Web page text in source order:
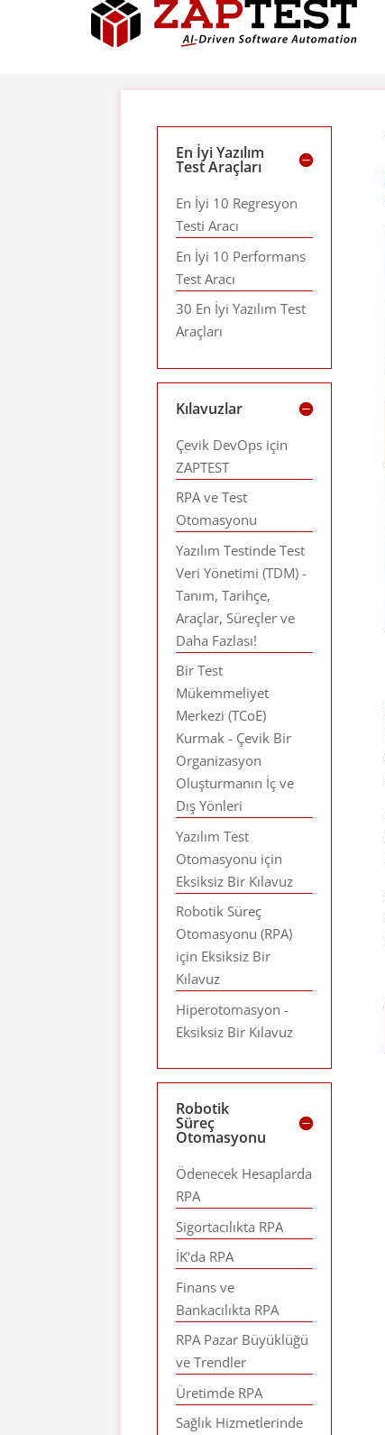
En İyi Yazılım
Test Araçları
En İyi 10 Regresyon
Testi Aracı
En İyi 10 Performans
Test Aracı
30 En İyi Yazılım Test
Araçları
Kılavuzlar
Çevik DevOps için
ZAPTEST
RPA ve Test
Otomasyonu
Yazılım Testinde Test
Veri Yönetimi (TDM) -
Tanım, Tarihçe,
Araçlar, Süreçler ve
Daha Fazlası!
Bir Test
Mükemmeliyet
Merkezi (TCoE)
Kurmak - Çevik Bir
Organizasyon
Oluşturmanın İç ve
Dış Yönleri
Yazılım Test
Otomasyonu için
Eksiksiz Bir Kılavuz
Robotik Süreç
Otomasyonu (RPA)
için Eksiksiz Bir
Kılavuz
Hiperotomasyon -
Eksiksiz Bir Kılavuz
Robotik
Süreç
Otomasyonu
Ödenecek Hesaplarda
RPA
Sigortacılıkta RPA
İK'da RPA
Finans ve
Bankacılıkta RPA
RPA Pazar Büyüklüğü
ve Trendler
Üretimde RPA
Sağlık Hizmetlerinde